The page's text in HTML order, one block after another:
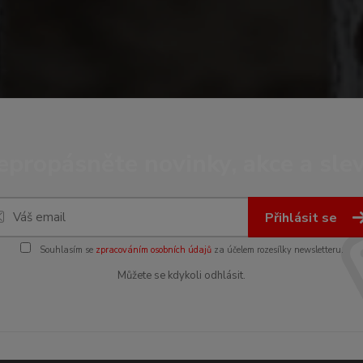
Přihlásit se
Souhlasím se zpracováním osobních údajůza účelem rozesílky newsletteru.
Můžete se kdykoli odhlásit.